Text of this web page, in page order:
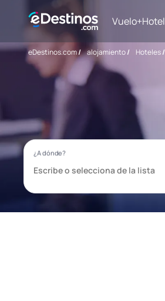
Vuelo+Hotel
eDestinos.com/ alojamiento/ Hoteles/